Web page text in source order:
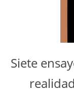
Siete